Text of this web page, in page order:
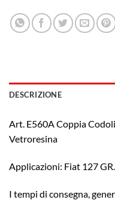
DESCRIZIONE
Art. E560A Coppia
Vetroresina
Applicazioni: Fiat 127 GR.
I tempi di consegna,